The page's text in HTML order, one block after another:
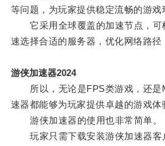
等问题，为玩家提供稳定流畅的游戏
它采用全球覆盖的加速节点，可
速选择合适的服务器，优化网络路径
游侠加速器2024
所以，无论是FPS类游戏，还是
速器都能够为玩家提供卓越的游戏体
游侠加速器的使用也非常简单。
玩家只需下载安装游侠加速器客